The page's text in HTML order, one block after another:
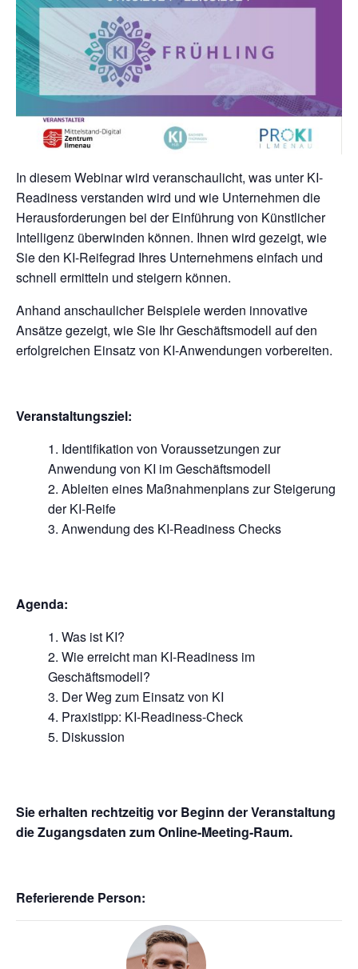
In diesem Webinar wird veranschaulicht, was unter KI-
Readiness verstanden wird und wie Unternehmen die
Herausforderungen bei der Einführung von Künstlicher
Intelligenz überwinden können. Ihnen wird gezeigt, wie
Sie den KI-Reifegrad Ihres Unternehmens einfach und
schnell ermitteln und steigern können.
Anhand anschaulicher Beispiele werden innovative
Ansätze gezeigt, wie Sie Ihr Geschäftsmodell auf den
erfolgreichen Einsatz von KI-Anwendungen vorbereiten.
Veranstaltungsziel:
Identifikation von Voraussetzungen zur
Anwendung von KI im Geschäftsmodell
Ableiten eines Maßnahmenplans zur Steigerung
der KI-Reife
Anwendung des KI-Readiness Checks
Agenda:
Was ist KI?
Wie erreicht man KI-Readiness im
Geschäftsmodell?
Der Weg zum Einsatz von KI
Praxistipp: KI-Readiness-Check
Diskussion
Sie erhalten rechtzeitig vor Beginn der Veranstaltung
die Zugangsdaten zum Online-Meeting-Raum.
Referierende Person: